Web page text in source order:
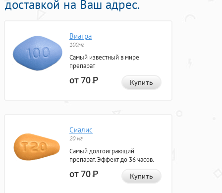
доставкой на Ваш адрес.
Виагра
100мг
Самый известный в мире
препарат
от 70Р Купить
Сиалис
20 мг
Самый долгоиграющий
препарат. Эффект до 36 часов.
от 70Р Купить